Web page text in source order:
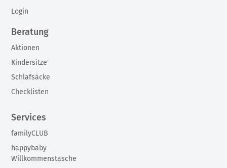
Beratung
Aktionen
Kindersitze
Schlafsäcke
Checklisten
Services
familyCLUB
happybaby
Willkommenstasche
Login